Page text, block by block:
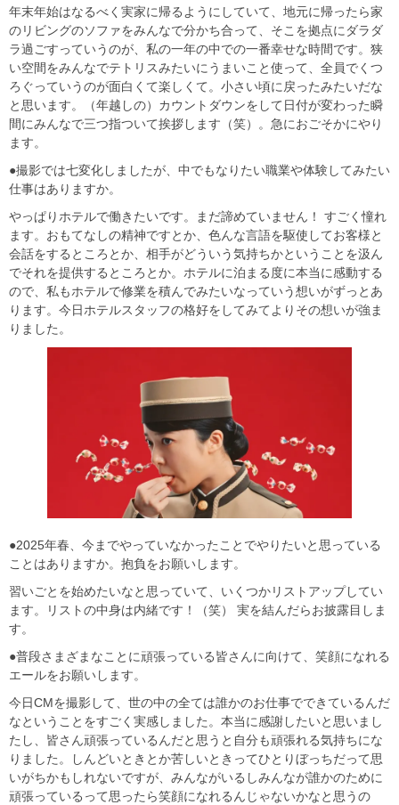
年末年始はなるべく実家に帰るようにしていて、地元に帰ったら家
のリビングのソファをみんなで分かち合って、そこを拠点にダラダ
ラ過ごすっていうのが、私の一年の中での一番幸せな時間です。狭
い空間をみんなでテトリスみたいにうまいこと使って、全員でくつ
ろぐっていうのが面白くて楽しくて。小さい頃に戻ったみたいだな
と思います。（年越しの）カウントダウンをして日付が変わった瞬
間にみんなで三つ指ついて挨拶します（笑）。急におごそかにやり
ます。
●撮影では七変化しましたが、中でもなりたい職業や体験してみたい
仕事はありますか。
やっぱりホテルで働きたいです。まだ諦めていません！ すごく憧れ
ます。おもてなしの精神ですとか、色んな言語を駆使してお客様と
会話をするところとか、相手がどういう気持ちかということを汲ん
でそれを提供するところとか。ホテルに泊まる度に本当に感動する
ので、私もホテルで修業を積んでみたいなっていう想いがずっとあ
ります。今日ホテルスタッフの格好をしてみてよりその想いが強ま
りました。
●2025年春、今までやっていなかったことでやりたいと思っている
ことはありますか。抱負をお願いします。
習いごとを始めたいなと思っていて、いくつかリストアップしてい
ます。リストの中身は内緒です！（笑） 実を結んだらお披露目しま
す。
●普段さまざまなことに頑張っている皆さんに向けて、笑顔になれる
エールをお願いします。
今日CMを撮影して、世の中の全ては誰かのお仕事でできているんだ
なということをすごく実感しました。本当に感謝したいと思いまし
たし、皆さん頑張っているんだと思うと自分も頑張れる気持ちにな
りました。しんどいときとか苦しいときってひとりぼっちだって思
いがちかもしれないですが、みんながいるしみんなが誰かのために
頑張っているって思ったら笑顔になれるんじゃないかなと思うの